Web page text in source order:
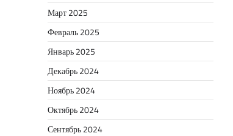
Март 2025
Февраль 2025
Январь 2025
Декабрь 2024
Ноябрь 2024
Октябрь 2024
Сентябрь 2024